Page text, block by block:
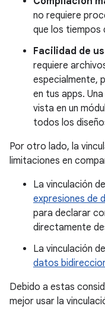
no requiere
que los tiempos
Facilidad de
requiere
especialmente,
en tus apps.
vista en un
todos los
Por otro lado, la
limitaciones en
La vinculación
expresiones de
para declarar
directamente
La vinculación
datos
Debido a estas
mejor usar la